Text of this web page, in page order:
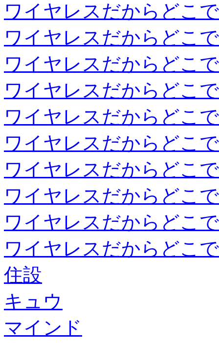
ワイヤレスだからどこ
ワイヤレスだからどこ
ワイヤレスだからどこ
ワイヤレスだからどこ
ワイヤレスだからどこ
ワイヤレスだからどこ
ワイヤレスだからどこ
ワイヤレスだからどこ
ワイヤレスだからどこ
ワイヤレスだからどこ
住設
キュウ
マインド